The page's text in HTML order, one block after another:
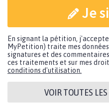
Je
En signant la pétition,
MyPetition) traite mes
signatures et des
ces traitements et sur mes
conditions d'utilisation.
VOIR TOUTES